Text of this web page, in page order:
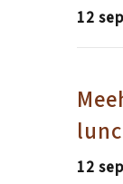
12
12